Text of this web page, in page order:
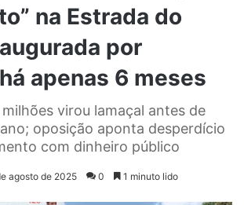
na Estrada do
por
apenas 6 meses
virou lamaçal antes de
oposição aponta desperdício
com dinheiro público
agosto de 2025 0 1 minuto lido